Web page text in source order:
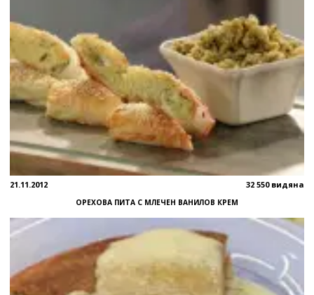
21.11.2012 32 550 видяна
ОРЕХОВА ПИТА С МЛЕЧЕН ВАНИЛОВ КРЕМ